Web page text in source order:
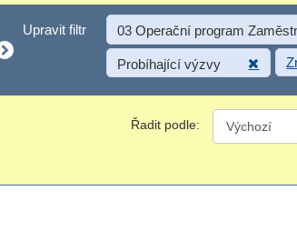
Upravit filtr
Upravit filtr 03 Operační program
Probíhající výzvy
Řadit podle: